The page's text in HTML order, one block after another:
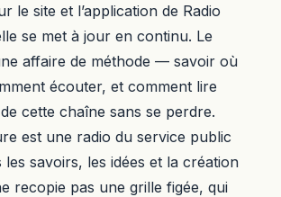
le site et l’application de Radio
se met à jour en continu. Le
affaire de méthode — savoir où
écouter, et comment lire
cette chaîne sans se perdre.
est une radio du service public
savoirs, les idées et la création
recopie pas une grille figée, qui